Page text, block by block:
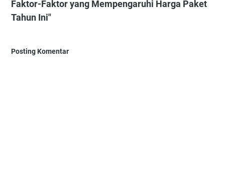
Faktor-Faktor yang Mempengaruhi Harga Paket
Tahun Ini"
Posting Komentar